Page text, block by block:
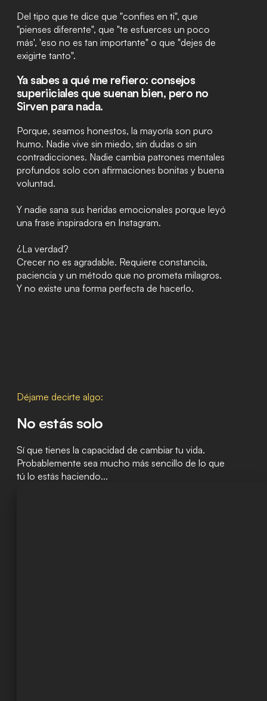
Del tipo que te dice que "confies en ti", que
"pienses diferente", que "te esfuerces un poco
más', 'eso no es tan importante" o que "dejes de
exigirte tanto".
Ya sabes a qué me refiero: consejos
superiiciales que suenan bien, pero no
Sirven para nada.
Porque, seamos honestos, la mayoría son puro
humo. Nadie vive sin miedo, sin dudas o sin
contradicciones. Nadie cambia patrones mentales
profundos solo con afirmaciones bonitas y buena
voluntad.
Y nadie sana sus heridas emocionales porque leyó
una frase inspiradora en Instagram.
¿La verdad?
Crecer no es agradable. Requiere constancia,
paciencia y un método que no prometa milagros.
Y no existe una forma perfecta de hacerlo.
Déjame decirte algo:
No estás solo
Sí que tienes la capacidad de cambiar tu vida.
Probablemente sea mucho más sencillo de lo que
tú lo estás haciendo...